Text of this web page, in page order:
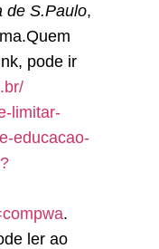
de S.Paulo,
pode ir
limitar-
educacao-
compwa.
ler ao